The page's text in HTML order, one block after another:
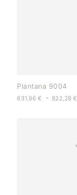
Piantana 9004
631,96 € - 822,28€